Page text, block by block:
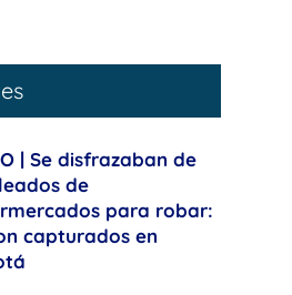
| Se disfrazaban de
de
para robar:
capturados en